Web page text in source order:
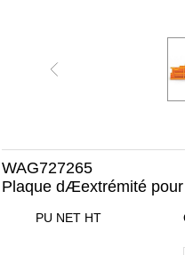
WAG727265
Plaque dÆextrémité
PU NET HT